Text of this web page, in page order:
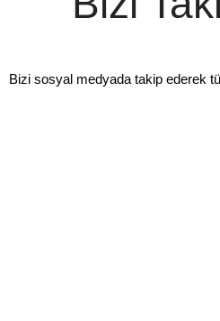
Bizi sosyal medyada takip ederek